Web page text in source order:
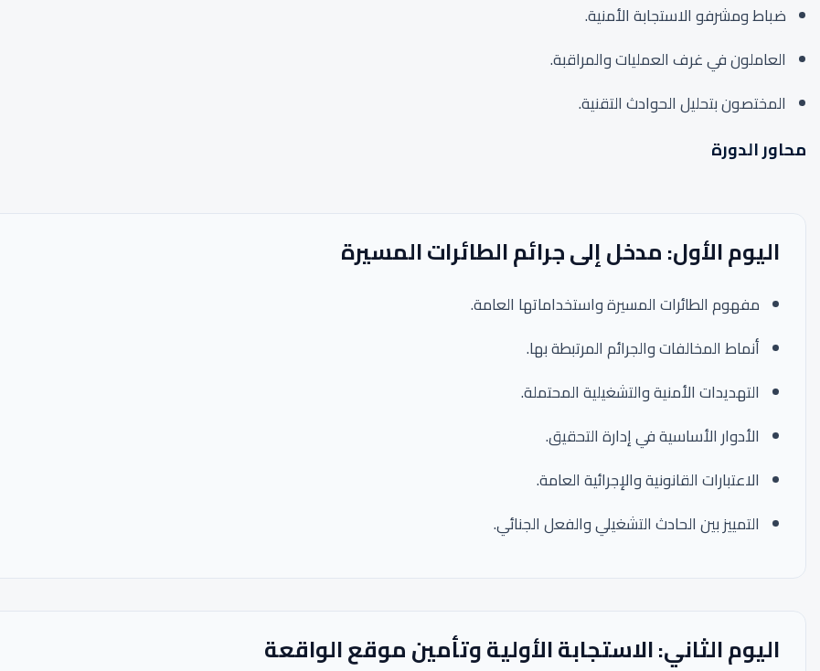
ضباط ومشرفو الاستجابة الأمنية.
العاملون في غرف العمليات والمراقبة.
المختصون بتحليل الحوادث التقنية.
محاور الدورة
اليوم الأول: مدخل إلى جرائم الطائرات المسيرة
مفهوم الطائرات المسيرة واستخداماتها العامة.
أنماط المخالفات والجرائم المرتبطة بها.
التهديدات الأمنية والتشغيلية المحتملة.
الأدوار الأساسية في إدارة التحقيق.
الاعتبارات القانونية والإجرائية العامة.
التمييز بين الحادث التشغيلي والفعل الجنائي.
اليوم الثاني: الاستجابة الأولية وتأمين موقع الواقعة